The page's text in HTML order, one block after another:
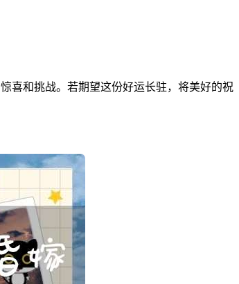
喜和挑战。若期望这份好运长驻，将美好的祝